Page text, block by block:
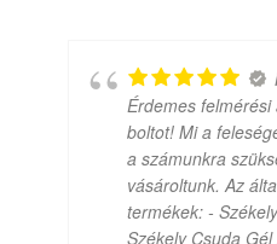
Érdemes
boltot! Mi a
a számunkra
vásároltunk. Az
termékek: -
Székely Csuda